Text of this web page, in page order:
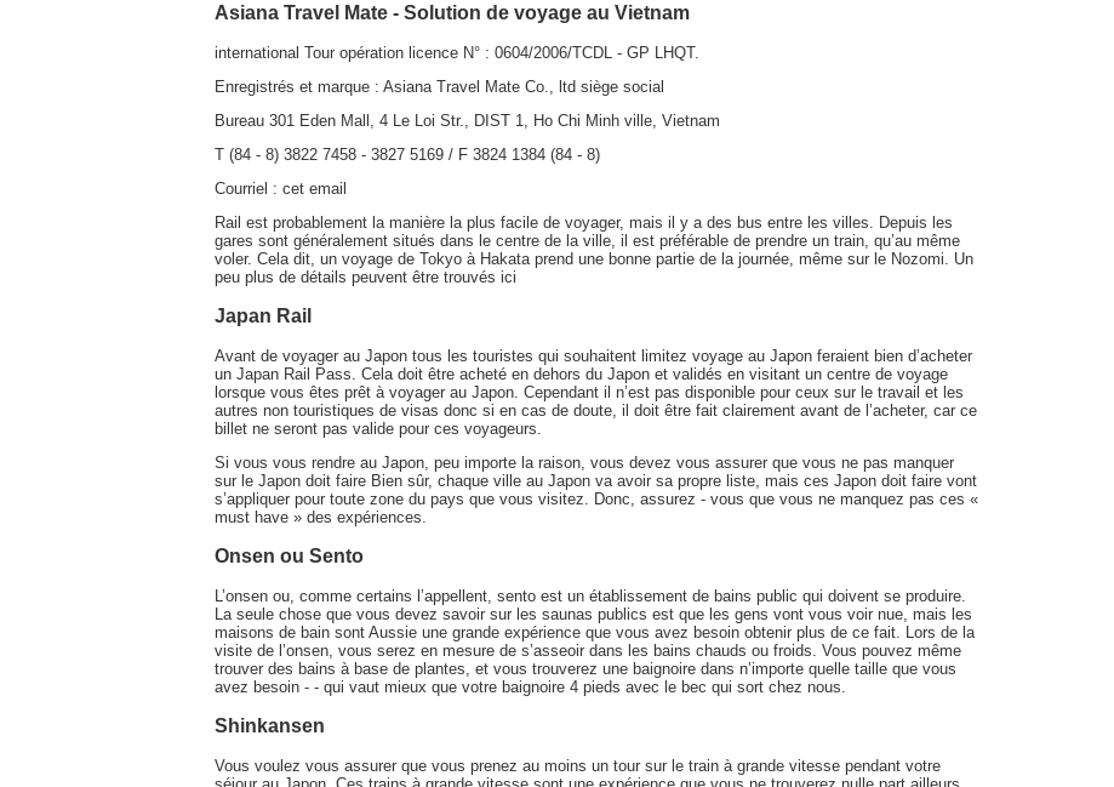
Asiana Travel Mate - Solution de voyage au Vietnam
international Tour opération licence N° : 0604/2006/TCDL - GP LHQT.
Enregistrés et marque : Asiana Travel Mate Co., ltd siège social
Bureau 301 Eden Mall, 4 Le Loi Str., DIST 1, Ho Chi Minh ville, Vietnam
T (84 - 8) 3822 7458 - 3827 5169 / F 3824 1384 (84 - 8)
Courriel : cet email
Rail est probablement la manière la plus facile de voyager, mais il y a des bus entre les villes. Depuis les
gares sont généralement situés dans le centre de la ville, il est préférable de prendre un train, qu’au même
voler. Cela dit, un voyage de Tokyo à Hakata prend une bonne partie de la journée, même sur le Nozomi. Un
peu plus de détails peuvent être trouvés ici
Japan Rail
Avant de voyager au Japon tous les touristes qui souhaitent limitez voyage au Japon feraient bien d’acheter
un Japan Rail Pass. Cela doit être acheté en dehors du Japon et validés en visitant un centre de voyage
lorsque vous êtes prêt à voyager au Japon. Cependant il n’est pas disponible pour ceux sur le travail et les
autres non touristiques de visas donc si en cas de doute, il doit être fait clairement avant de l’acheter, car ce
billet ne seront pas valide pour ces voyageurs.
Si vous vous rendre au Japon, peu importe la raison, vous devez vous assurer que vous ne pas manquer
sur le Japon doit faire Bien sûr, chaque ville au Japon va avoir sa propre liste, mais ces Japon doit faire vont
s’appliquer pour toute zone du pays que vous visitez. Donc, assurez - vous que vous ne manquez pas ces «
must have » des expériences.
Onsen ou Sento
L’onsen ou, comme certains l’appellent, sento est un établissement de bains public qui doivent se produire.
La seule chose que vous devez savoir sur les saunas publics est que les gens vont vous voir nue, mais les
maisons de bain sont Aussie une grande expérience que vous avez besoin obtenir plus de ce fait. Lors de la
visite de l’onsen, vous serez en mesure de s’asseoir dans les bains chauds ou froids. Vous pouvez même
trouver des bains à base de plantes, et vous trouverez une baignoire dans n’importe quelle taille que vous
avez besoin - - qui vaut mieux que votre baignoire 4 pieds avec le bec qui sort chez nous.
Shinkansen
Vous voulez vous assurer que vous prenez au moins un tour sur le train à grande vitesse pendant votre